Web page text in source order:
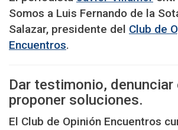
Somos a Luis Fernando de la
Salazar, presidente del Club de
Encuentros.
Dar testimonio, denunciar
proponer soluciones.
El Club de Opinión Encuentros